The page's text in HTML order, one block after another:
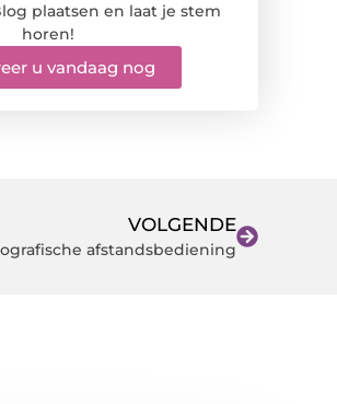
plaatsen en laat je stem
horen!
u vandaag nog
VOLGENDE
afstandsbediening